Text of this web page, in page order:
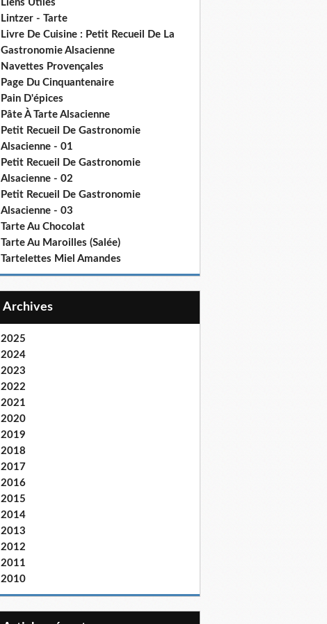
Liens Utiles
Lintzer - Tarte
Livre De Cuisine : Petit Recueil De La
Gastronomie Alsacienne
Navettes Provençales
Page Du Cinquantenaire
Pain D'épices
Pâte À Tarte Alsacienne
Petit Recueil De Gastronomie
Alsacienne - 01
Petit Recueil De Gastronomie
Alsacienne - 02
Petit Recueil De Gastronomie
Alsacienne - 03
Tarte Au Chocolat
Tarte Au Maroilles (Salée)
Tartelettes Miel Amandes
Archives
2025
2024
2023
2022
2021
2020
2019
2018
2017
2016
2015
2014
2013
2012
2011
2010